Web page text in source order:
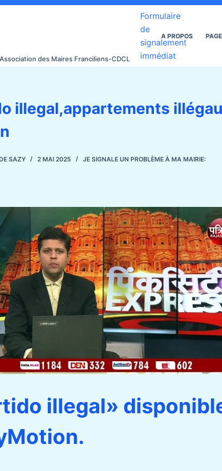
des Maires Franciliens-CDCL
Formulaire
de
signalement
immédiat
A PROPOS
illegal,appartements
SAZY 2 MAI 2025 JE SIGNALE UN PROBLÈME À MA MAIRIE:
illegal»